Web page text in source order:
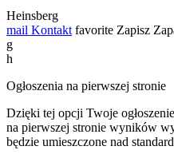
Heinsberg
mail Kontakt favorite Zapisz
g
h
Ogłoszenia na pierwszej stronie
Dzięki tej opcji Twoje
na pierwszej stronie wyników
będzie umieszczone nad